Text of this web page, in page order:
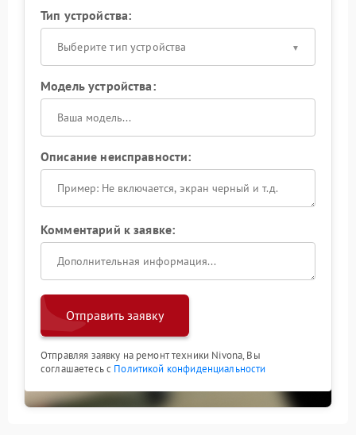
Тип устройства:
Выберите тип устройства
Модель устройства:
Описание неисправности:
Комментарий к заявке:
Отправить заявку
Отправляя заявку на ремонт техники Nivona, Вы
соглашаетесь с Политикой конфиденциальности